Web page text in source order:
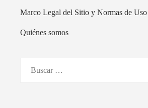
Marco Legal del Sitio y Normas de Uso
Quiénes somos